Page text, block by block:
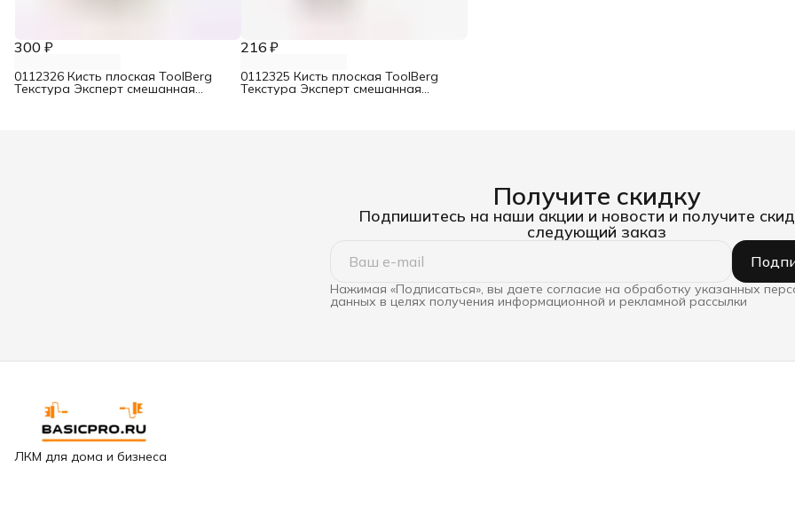
300 ₽
0112326 Кисть плоская ToolBerg
Текстура Эксперт смешанная
216 ₽
0112325 Кисть плоская ToolBerg
Текстура Эксперт смешанная
Получите скидку
Подпишитесь на наши акции и новости и получите
следующий заказ
Нажимая «Подписаться», вы даете согласие на обработку указанных
данных в целях получения информационной и рекламной рассылки
ЛКМ для дома и бизнеса